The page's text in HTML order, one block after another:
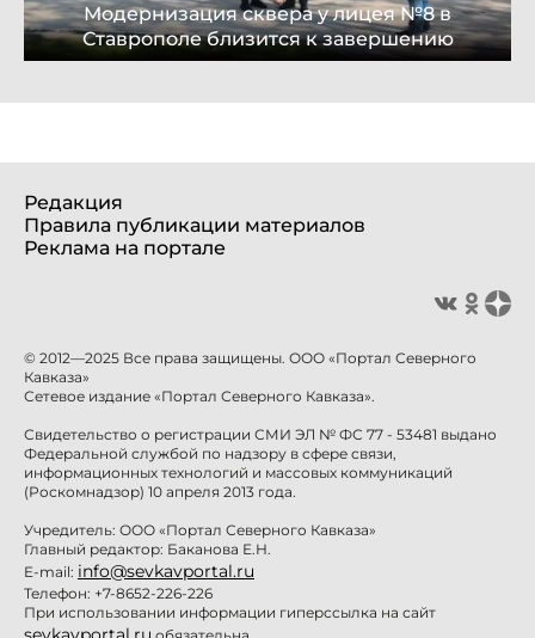
Модернизация сквера у лицея №8 в
Ставрополе близится к завершению
Редакция
Правила публикации материалов
Реклама на портале
© 2012—2025 Все права защищены. ООО «Портал Северного
Кавказа»
Сетевое издание «Портал Северного Кавказа».
Свидетельство о регистрации СМИ ЭЛ № ФС 77 - 53481 выдано
Федеральной службой по надзору в сфере связи,
информационных технологий и массовых коммуникаций
(Роскомнадзор) 10 апреля 2013 года.
Учредитель: ООО «Портал Северного Кавказа»
Главный редактор: Баканова Е.Н.
E-mail: info@sevkavportal.ru
Телефон: +7-8652-226-226
При использовании информации гиперссылка на сайт